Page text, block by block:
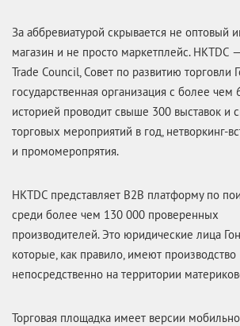
За аббревиатурой скрывается не оптовый
магазин и не просто маркетплейс. HKTDC
Trade Council, Совет по развитию торговли
государственная организация с более чем
историей проводит свыше 300 выставок и
торговых мероприятий в год, нетворкинг-
и промомеропрятия.
HKTDC представляет B2B платформу по
среди более чем 130 000 проверенных
производителей. Это юридические лица
которые, как правило, имеют производство
непосредственно на территории
Торговая площадка имеет версии